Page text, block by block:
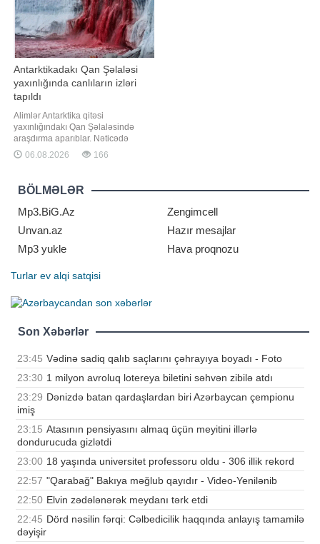
Antarktikadakı Qan Şəlaləsi
yaxınlığında canlıların izləri
tapıldı
Alimlər Antarktika qitəsi
yaxınlığındakı Qan Şəlaləsində
araşdırma aparıblar. Nəticədə
mikroskopik evakariot canlılardan
ibarət bir topluluğun molekulyar
bu tapıntının dəniz suyunun
Antarktikanın qədim dövrlərində
dərəyə daxil olmuş və buzlaq
altında hapsola bilmi
06.08.2026 166
BÖLMƏLƏR
Mp3.BiG.Az
Zengimcell
Unvan.az
Hazır mesajlar
Mp3 yukle
Hava proqnozu
Turlar ev alqi satqisi
Son Xəbərlər
23:45 Vədinə sadiq qalıb saçlarını çəhrayıya boyadı - Foto
23:30 1 milyon avroluq lotereya biletini səhvən zibilə atdı
23:29 Dənizdə batan qardaşlardan biri Azərbaycan çempionu
imiş
23:15 Atasının pensiyasını almaq üçün meyitini illərlə
dondurucuda gizlətdi
23:00 18 yaşında universitet professoru oldu - 306 illik rekord
22:57 "Qarabağ" Bakıya məğlub qayıdır - Video-Yenilənib
22:50 Elvin zədələnərək meydanı tərk etdi
22:45 Dörd nəsilin fərqi: Cəlbedicilik haqqında anlayış tamamilə
dəyişir